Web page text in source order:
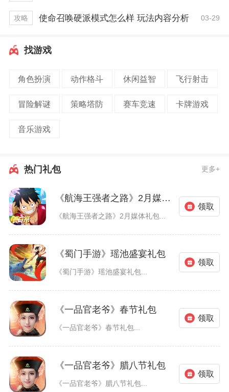
攻略 使命召唤硬派模式怎么样 玩法内容分析 03-29
找游戏
角色扮演 动作格斗 休闲益智 飞行射击
冒险解谜 策略塔防 赛车竞速 卡牌游戏
音乐游戏
热门礼包 更多+
《航海王强者之路》2月媒体礼包
《航海王强者之路》2月媒体礼包...
领取
《蜀门手游》瑶池盛宴礼包
《蜀门手游》瑶池盛宴礼包...
领取
《一品官老爷》春节礼包
《一品官老爷》春节礼包...
领取
《一品官老爷》腊八节礼包
《一品官老爷》腊八节礼包...
领取